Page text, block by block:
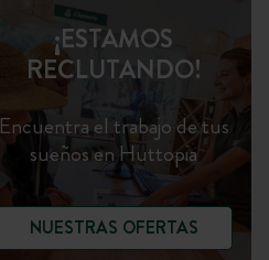
¡ESTAMOS
RECLUTANDO!
Encuentra el trabajo de tus
sueños en Huttopia
NUESTRAS OFERTAS